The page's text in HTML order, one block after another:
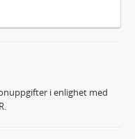
i enlighet med